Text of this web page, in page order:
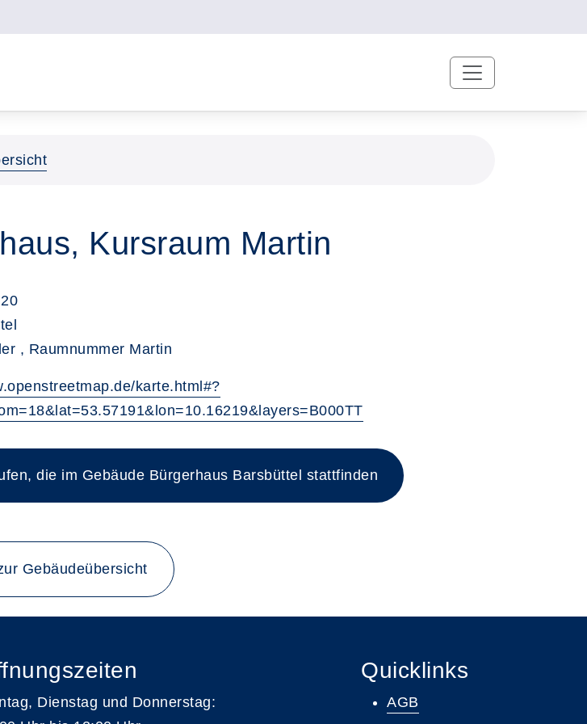
Kursraum Martin
, Raumnummer Martin
karte.html#?
die im Gebäude Bürgerhaus Barsbüttel stattfinden
Gebäudeübersicht
Dienstag und Donnerstag:
Quicklinks
AGB